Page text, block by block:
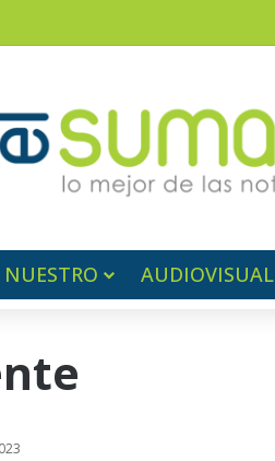
NUESTRO AUDIOVISUAL